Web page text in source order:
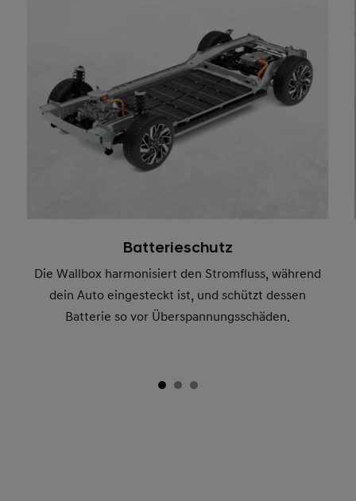
Batterieschutz
Die Wallbox harmonisiert den Stromfluss, während
dein Auto eingesteckt ist, und schützt dessen
Batterie so vor Überspannungsschäden.